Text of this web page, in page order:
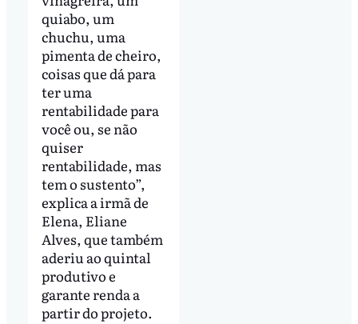
quiabo, um
chuchu, uma
pimenta de cheiro,
coisas que dá para
ter uma
rentabilidade para
você ou, se não
quiser
rentabilidade, mas
tem o sustento”,
explica a irmã de
Elena, Eliane
Alves, que também
aderiu ao quintal
produtivo e
garante renda a
partir do projeto.